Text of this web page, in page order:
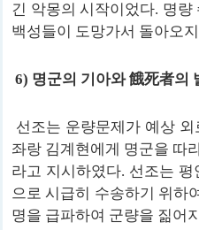
긴 악몽의 시작이었다. 명
백성들이 도망가서 돌아오
6) 명군의 기아와 餓死者의
선조는 운량문제가 예상
좌랑 김계현에게 명군을 따
라고 지시하였다. 선조는
으로 시급히 수송하기 위하
명을 급파하여 군량을 짊어